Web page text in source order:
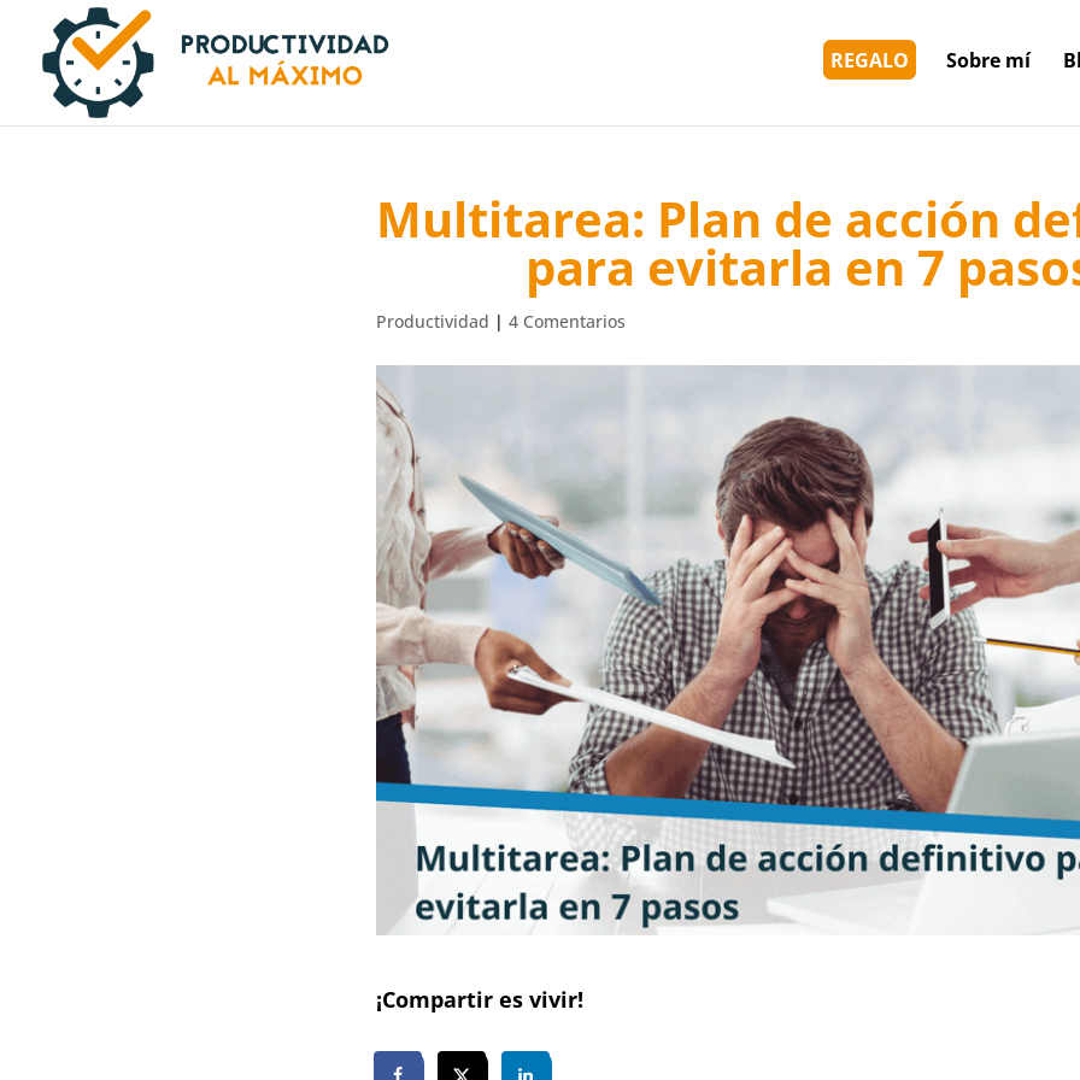
REGALO Sobre mí
Multitarea: Plan de acción
para evitarla en 7
Productividad | 4 Comentarios
¡Compartir es vivir!